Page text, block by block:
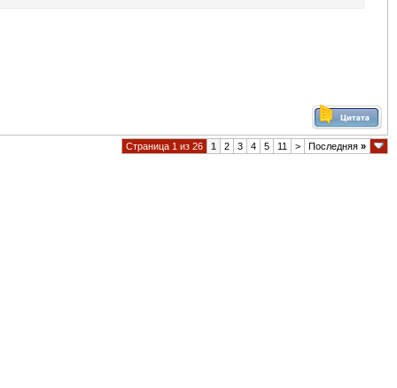
Страница 1 из 26 1 2 3 4 5 11 > Последняя »